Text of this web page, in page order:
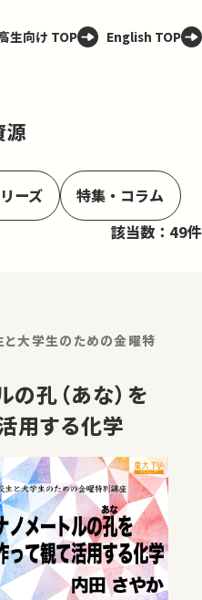
生向け TOP English TOP
源
ーズ
特集・コラム
該当数：49件
と大学生のための金曜特
の孔（あな）を
用する化学